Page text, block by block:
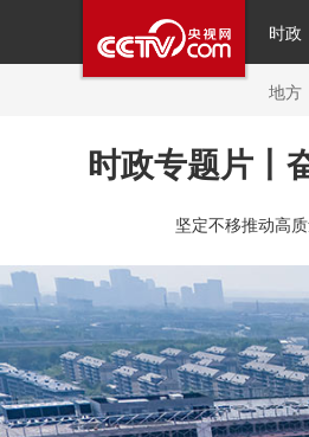
时政
人民
直播
繁体
地方
总台春晚 网络春晚
新闻 国内 国际
人民领袖习近平 联
视频 小央视频 小
现场 前线 比划
时政专题片丨
坚定不移推动高